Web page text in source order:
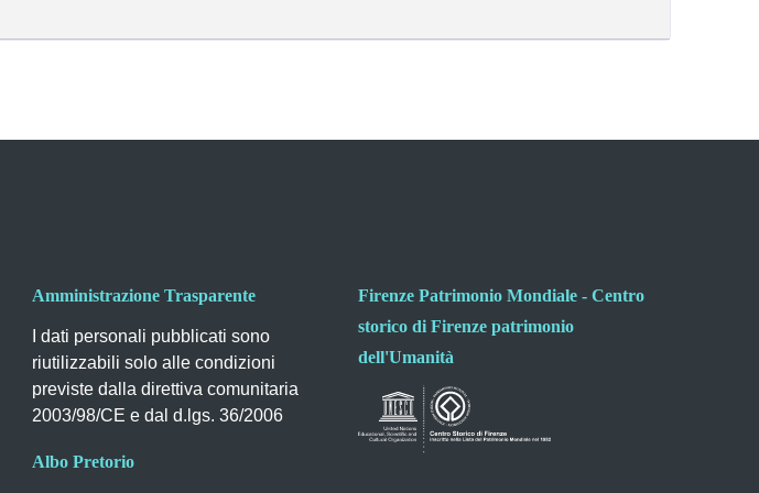
Amministrazione Trasparente
I dati personali pubblicati sono
riutilizzabili solo alle condizioni
previste dalla direttiva comunitaria
2003/98/CE e dal d.lgs. 36/2006
Albo Pretorio
Firenze Patrimonio Mondiale - Centro
storico di Firenze patrimonio
dell'Umanità